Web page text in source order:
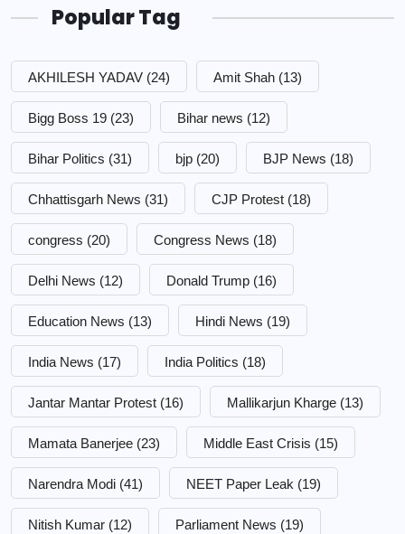
Popular Tag
AKHILESH YADAV (24) Amit Shah (13)
Bigg Boss 19 (23) Bihar news (12)
Bihar Politics (31) bjp (20) BJP News (18)
Chhattisgarh News (31) CJP Protest (18)
congress (20) Congress News (18)
Delhi News (12) Donald Trump (16)
Education News (13) Hindi News (19)
India News (17) India Politics (18)
Jantar Mantar Protest (16) Mallikarjun Kharge (13)
Mamata Banerjee (23) Middle East Crisis (15)
Narendra Modi (41) NEET Paper Leak (19)
Nitish Kumar (12) Parliament News (19)